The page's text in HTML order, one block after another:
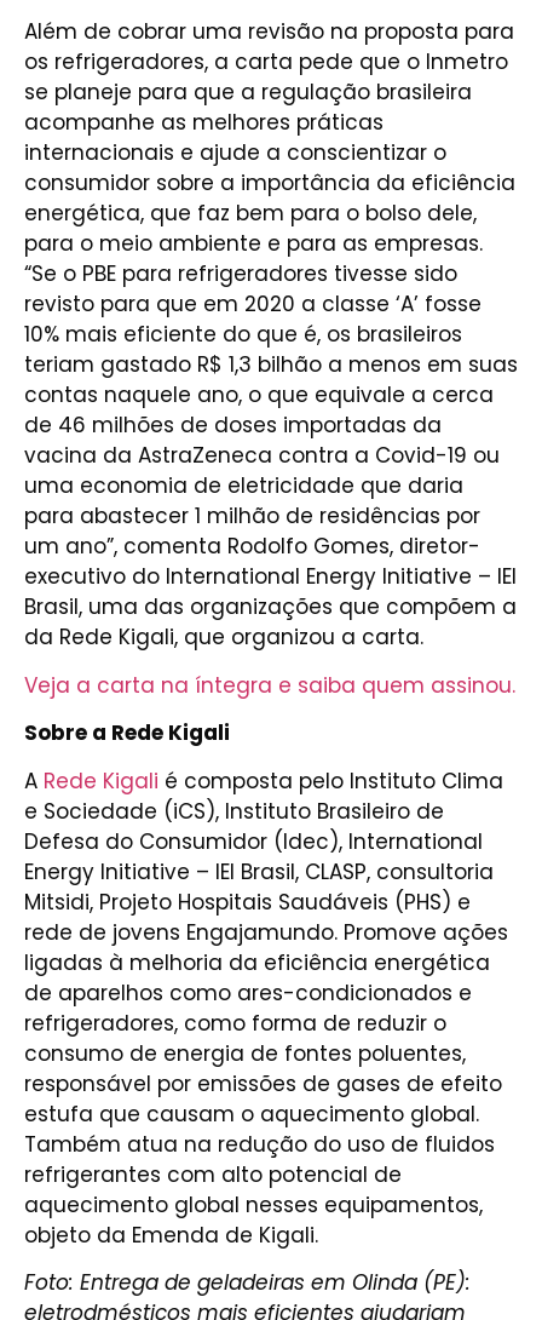
Além de cobrar uma revisão na proposta para
os refrigeradores, a carta pede que o Inmetro
se planeje para que a regulação brasileira
acompanhe as melhores práticas
internacionais e ajude a conscientizar o
consumidor sobre a importância da eficiência
energética, que faz bem para o bolso dele,
para o meio ambiente e para as empresas.
“Se o PBE para refrigeradores tivesse sido
revisto para que em 2020 a classe ‘A’ fosse
10% mais eficiente do que é, os brasileiros
teriam gastado R$ 1,3 bilhão a menos em suas
contas naquele ano, o que equivale a cerca
de 46 milhões de doses importadas da
vacina da AstraZeneca contra a Covid-19 ou
uma economia de eletricidade que daria
para abastecer 1 milhão de residências por
um ano”, comenta Rodolfo Gomes, diretor-
executivo do International Energy Initiative – IEI
Brasil, uma das organizações que compõem a
da Rede Kigali, que organizou a carta.
Veja a carta na íntegra e saiba quem assinou.
Sobre a Rede Kigali
A Rede Kigali é composta pelo Instituto Clima
e Sociedade (iCS), Instituto Brasileiro de
Defesa do Consumidor (Idec), International
Energy Initiative – IEI Brasil, CLASP, consultoria
Mitsidi, Projeto Hospitais Saudáveis (PHS) e
rede de jovens Engajamundo. Promove ações
ligadas à melhoria da eficiência energética
de aparelhos como ares-condicionados e
refrigeradores, como forma de reduzir o
consumo de energia de fontes poluentes,
responsável por emissões de gases de efeito
estufa que causam o aquecimento global.
Também atua na redução do uso de fluidos
refrigerantes com alto potencial de
aquecimento global nesses equipamentos,
objeto da Emenda de Kigali.
Foto: Entrega de geladeiras em Olinda (PE):
eletrodmésticos mais eficientes ajudariam